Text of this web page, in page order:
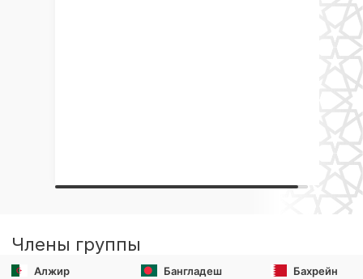
Члены группы
Алжир Бангладеш Бахрейн